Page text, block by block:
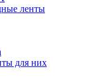
ленты
для них